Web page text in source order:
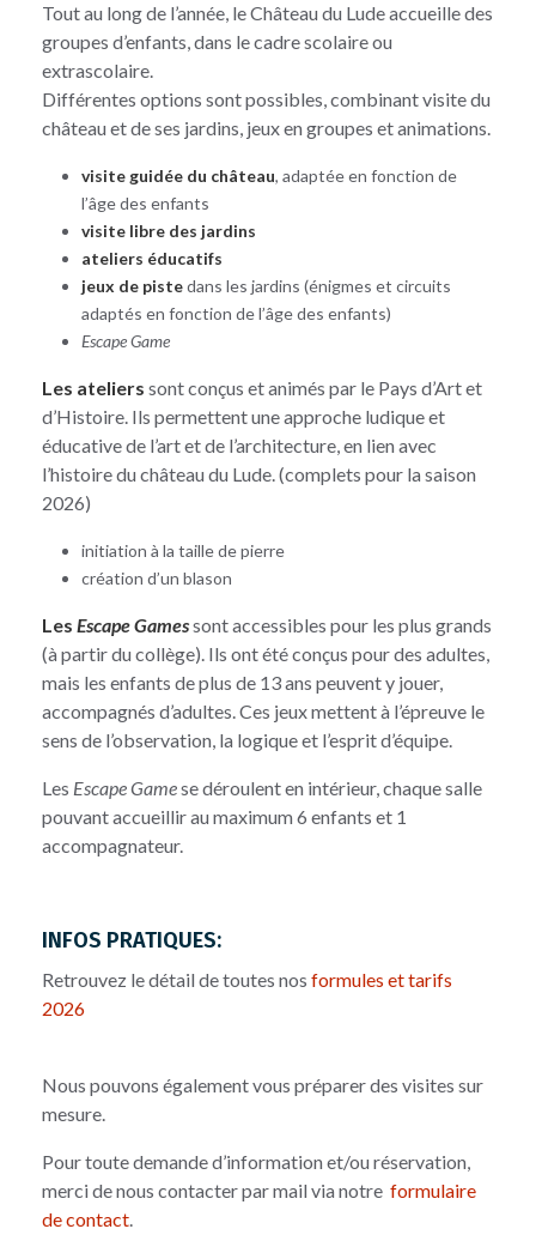
Tout au long de l’année, le Château du Lude accueille des
groupes d’enfants, dans le cadre scolaire ou
extrascolaire.
Différentes options sont possibles, combinant visite du
château et de ses jardins, jeux en groupes et animations.
visite guidée du château, adaptée en fonction de
l’âge des enfants
visite libre des jardins
ateliers éducatifs
jeux de pistedans les jardins (énigmes et circuits
adaptés en fonction de l’âge des enfants)
Escape Game
Les ateliers sont conçus et animés par le Pays d’Art et
d’Histoire. Ils permettent une approche ludique et
éducative de l’art et de l’architecture, en lien avec
l’histoire du château du Lude. (complets pour la saison
2026)
initiation à la taille de pierre
création d’un blason
Les Escape Gamessont accessibles pour les plus grands
(à partir du collège). Ils ont été conçus pour des adultes,
mais les enfants de plus de 13 ans peuvent y jouer,
accompagnés d’adultes. Ces jeux mettent à l’épreuve le
sens de l’observation, la logique et l’esprit d’équipe.
Les Escape Gamese déroulent en intérieur, chaque salle
pouvant accueillir au maximum 6 enfants et 1
accompagnateur.
INFOS PRATIQUES:
Retrouvez le détail de toutes nos formules et tarifs
2026
Nous pouvons également vous préparer des visites sur
mesure.
Pour toute demande d’information et/ou réservation,
merci de nous contacter par mail via notre formulaire
de contact.